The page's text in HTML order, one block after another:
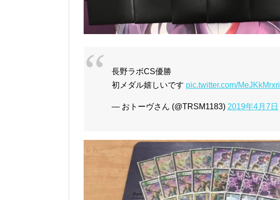
長野ラボCS優勝
初メダル嬉しいです pic.twitter.com/MeJKkMrxri
— おトーヴさん (@TRSM1183) 2019年4月7日